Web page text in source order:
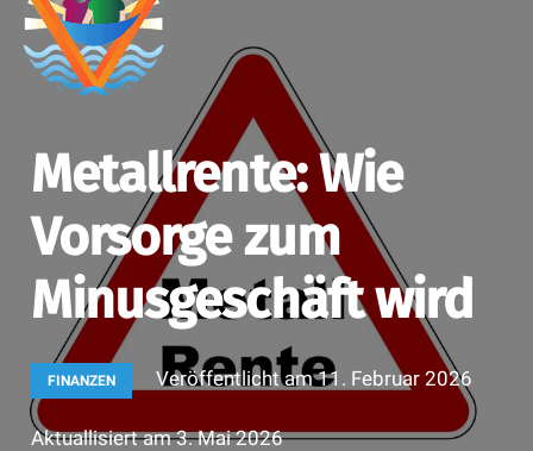
Metallrente: Wie
Vorsorge zum
Minusgeschäft wird
FINANZEN Veröffentlicht am11. Februar 2026
Aktuallisiert am3. Mai 2026